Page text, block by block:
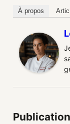
À propos